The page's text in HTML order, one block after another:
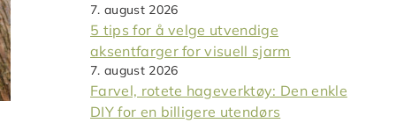
7. august 2026
5 tips for å velge utvendige
aksentfarger for visuell sjarm
7. august 2026
Farvel, rotete hageverktøy: Den enkle
DIY for en billigere utendørs